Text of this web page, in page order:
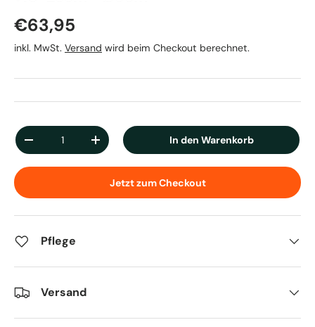
Normaler Preis
€63,95
inkl. MwSt. Versand wird beim Checkout berechnet.
Anzahl
Menge verringernMenge erhöhen In den Warenkorb
Jetzt zum Checkout
Pflege
Versand